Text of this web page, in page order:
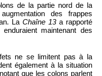
de la partie nord de la
des frappes
La Chaîne 13a rapporté
maintenant des
ne se limitent pas à la
également à la situation
que les colons parlent